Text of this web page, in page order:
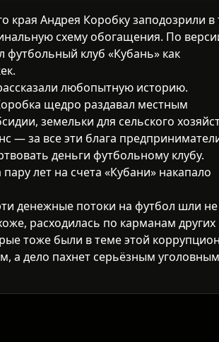
края Андрея Коробку заподозрили в
схему обогащения. По
футбольный клуб «Кубань» как
любопытную историю.
щедро раздавал местным
земельки для сельского
— за все эти блага
деньги футбольному клубу.
лет на счета «Кубани» накапало
денежные потоки на футбол шли не
расходилась по карманам других
тоже были в теме этой
а дело пахнет серьёзным уголовным